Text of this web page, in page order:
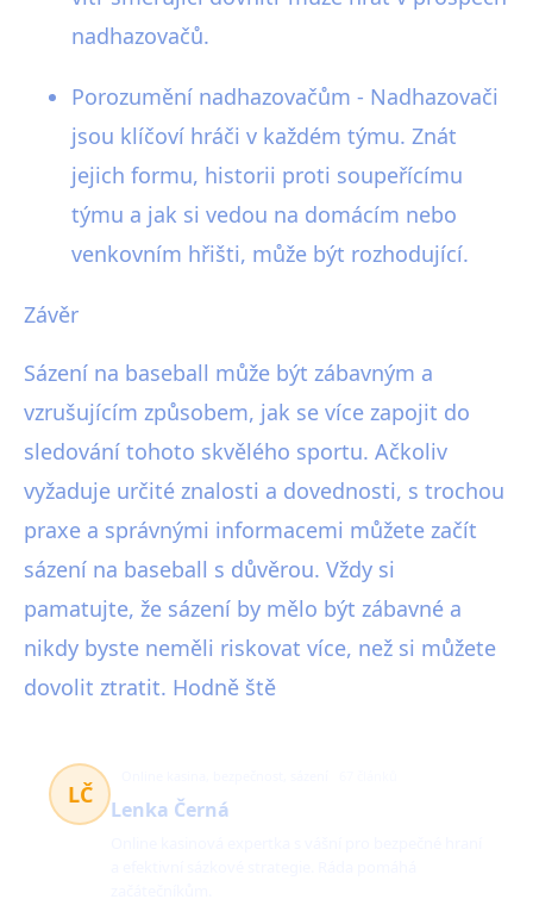
nadhazovačů.
Porozumění nadhazovačům - Nadhazovači
jsou klíčoví hráči v každém týmu. Znát
jejich formu, historii proti soupeřícímu
týmu a jak si vedou na domácím nebo
venkovním hřišti, může být rozhodující.
Závěr
Sázení na baseball může být zábavným a
vzrušujícím způsobem, jak se více zapojit do
sledování tohoto skvělého sportu. Ačkoliv
vyžaduje určité znalosti a dovednosti, s trochou
praxe a správnými informacemi můžete začít
sázení na baseball s důvěrou. Vždy si
pamatujte, že sázení by mělo být zábavné a
nikdy byste neměli riskovat více, než si můžete
dovolit ztratit. Hodně ště
LČ
Lenka Černá